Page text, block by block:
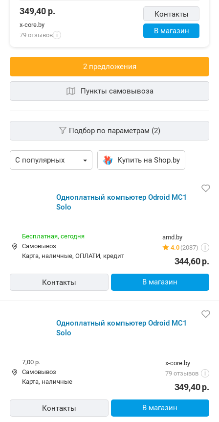
Контакты
В магазин
349,40 р.
x-core.by
79 отзывов i
2 предложения
Пункты самовывоза
Подбор по параметрам (2)
Купить на Shop.by
amd.by
4.0(2087) i
Бесплатная,
Самовывоз
344,60р.
Одноплатный компьютер Odroid MC1 Solo
x-core.by
Самовывоз
карта, наличные
349,40р.